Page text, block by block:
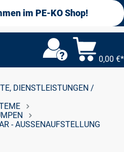
im PE-KO Shop!
0,00 €*
DIENSTLEISTUNGEN /
- AUSSENAUFSTELLUNG (